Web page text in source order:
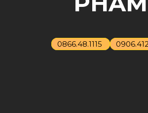
0866.48.1115